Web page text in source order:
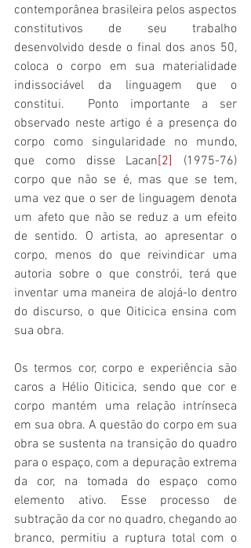
contemporânea brasileira pelos aspectos
constitutivos de seu trabalho
desenvolvido desde o final dos anos 50,
coloca o corpo em sua materialidade
indissociável da linguagem que o
constitui.  Ponto importante a ser
observado neste artigo é a presença do
corpo como singularidade no mundo,
que como disse Lacan[2]
(1975-76)
corpo que não se é, mas que se tem,
uma vez que o ser de linguagem denota
um afeto que não se reduz a um efeito
de sentido. O artista, ao apresentar o
corpo, menos do que reivindicar uma
autoria sobre o que constrói, terá que
inventar uma maneira de alojá-lo dentro
do discurso, o que Oiticica ensina com
sua obra.
Os termos cor, corpo e experiência são
caros a Hélio Oiticica, sendo que cor e
corpo mantém uma relação intrínseca
em sua obra. A questão do corpo em sua
obra se sustenta na transição do quadro
para o espaço, com a depuração extrema
da cor, na tomada do espaço como
elemento ativo. Esse processo de
subtração da cor no quadro, chegando ao
branco, permitiu a ruptura total com o